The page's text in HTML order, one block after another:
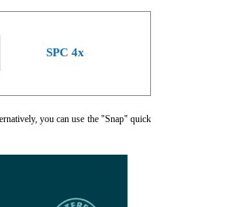
SPC 4x
you can use the "Snap" quick